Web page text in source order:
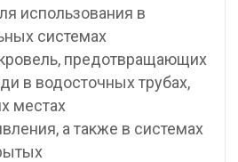
использования в
системах
предотвращающих
в водосточных трубах,
местах
а также в системах